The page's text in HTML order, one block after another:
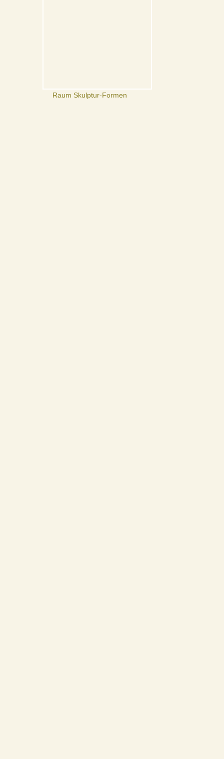
Raum Skulptur-Formen